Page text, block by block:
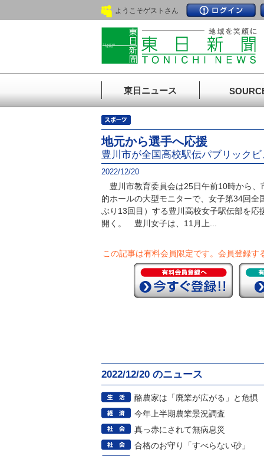
ようこそゲストさん
東日ニュース
地元から選手へ応援
豊川市が全国高校駅伝パブリック
2022/12/20
豊川市教育委員会は25日午前10時から、
的ホールの大型モニターで、女子第34回全
ぶり13回目）する豊川高校女子駅伝部を応
開く。 豊川女子は、11月上...
この記事は有料会員限定です。 会員登録す
2022/12/20 のニュース
酪農家は「廃業が広がる」と危惧
今年上半期農業景況調査
真っ赤にされて無病息災
合格のお守り「すべらない砂」